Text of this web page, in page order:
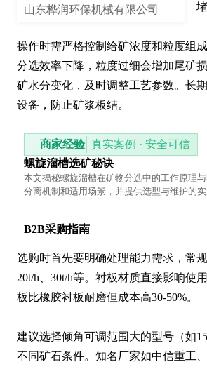
山东桦润环保机械有限公司
操作时需严格控制给矿浓度和粒度组
分选效率下降，粒度过细会增加尾矿
矿水分变化，及时调整工艺参数。长
设备，防止矿浆板结。
商家经验 真实案例 · 安全可信
螺旋溜槽选矿秘诀
本文揭秘螺旋溜槽在矿物分选中的工作原理
分离机制和适用场景，并提供选型与维护的
B2B采购指南
选购时首先要明确处理能力需求，常规
20t/h、30t/h等。衬板材质直接影响使
板比橡胶衬板耐磨但成本高30-50%。
建议选择倾角可调范围大的型号（如
不同矿石条件。知名厂家如中信重工